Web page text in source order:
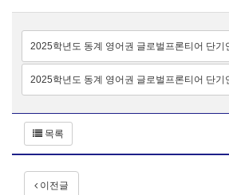
2025학년도 동계 영어권 글로벌프론티어 단
2025학년도 동계 영어권 글로벌프론티어 단
목록
이전글